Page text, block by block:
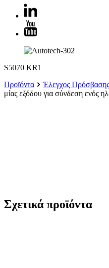
S5070 KR1
Προϊόντα
Έλεγχος Πρόσβασης
μίας εξόδου για σύνδεση ενός
Σχετικά προϊόντα